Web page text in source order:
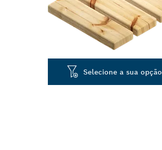
Selecione a sua opção